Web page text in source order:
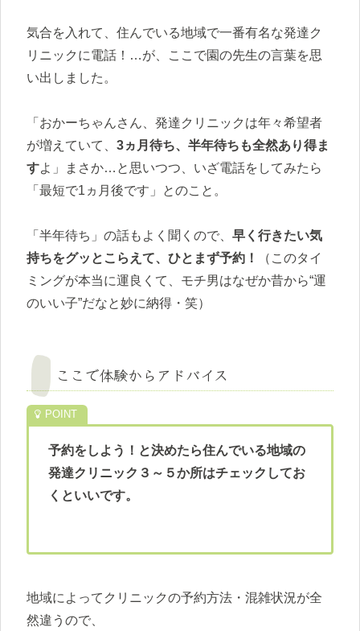
気合を入れて、住んでいる地域で一番有名な発達ク
リニックに電話！…が、ここで園の先生の言葉を思
い出しました。
「おかーちゃんさん、発達クリニックは年々希望者
が増えていて、 3ヵ月待ち、半年待ちも全然あり得ま
すよ」まさか…と思いつつ、いざ電話をしてみたら
「最短で1ヵ月後です」とのこと。
「半年待ち」の話もよく聞くので、 早く行きたい気
持ちをグッとこらえて、ひとまず予約！
（このタイ
ミングが本当に運良くて、モチ男はなぜか昔から“運
のいい子”だなと妙に納得・笑）
ここで体験からアドバイス
予約をしよう！と決めたら住んでいる地域の
発達クリニック３～５か所はチェックしてお
くといいです。
地域によってクリニックの予約方法・混雑状況が全
然違うので、